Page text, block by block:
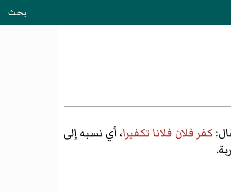
بحث
كفر فلان فلانا تكفيرا، أي نسبه إلى